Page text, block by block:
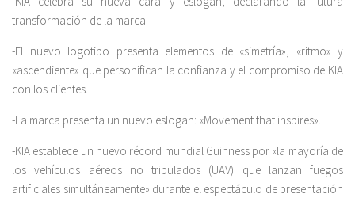
transformación de la marca.
-El nuevo logotipo presenta elementos de «simetría», «ritmo» y
«ascendiente» que personifican la confianza y el compromiso de KIA
con los clientes.
-La marca presenta un nuevo eslogan: «Movement that inspires».
-KIA establece un nuevo récord mundial Guinness por «la mayoría de
los vehículos aéreos no tripulados (UAV) que lanzan fuegos
artificiales simultáneamente» durante el espectáculo de presentación